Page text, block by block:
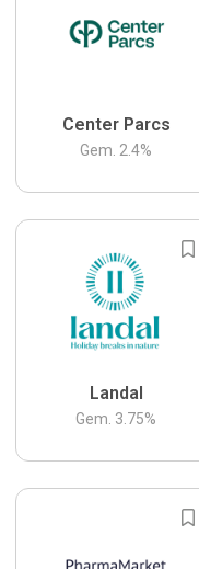
Center Parcs
Gem. 2.4%
Landal
Gem. 3.75%